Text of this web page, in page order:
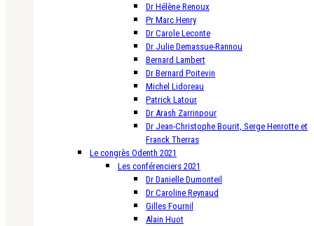
Dr Hélène Renoux
Pr Marc Henry
Dr Carole Leconte
Dr Julie Demassue-Rannou
Bernard Lambert
Dr Bernard Poitevin
Michel Lidoreau
Patrick Latour
Dr Arash Zarrinpour
Dr Jean-Christophe Bourit, Serge Henrotte et
Franck Therras
Le congrès Odenth 2021
Les conférenciers 2021
Dr Danielle Dumonteil
Dr Caroline Reynaud
Gilles Fournil
Alain Huot